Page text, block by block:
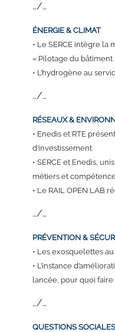
…/…
ÉNERGIE & CLIMAT
• Le SERCE intègre la
« Pilotage du bâtiment
• L’hydrogène au
…/…
RÉSEAUX &
• Enedis et RTE
d’investissement
• SERCE et Enedis,
métiers et
• Le RAIL OPEN LAB
…/…
PRÉVENTION&
• Les exosquelettes au
• L’instance
lancée, pour quoi faire
…/…
QUESTIONS SOCIALES